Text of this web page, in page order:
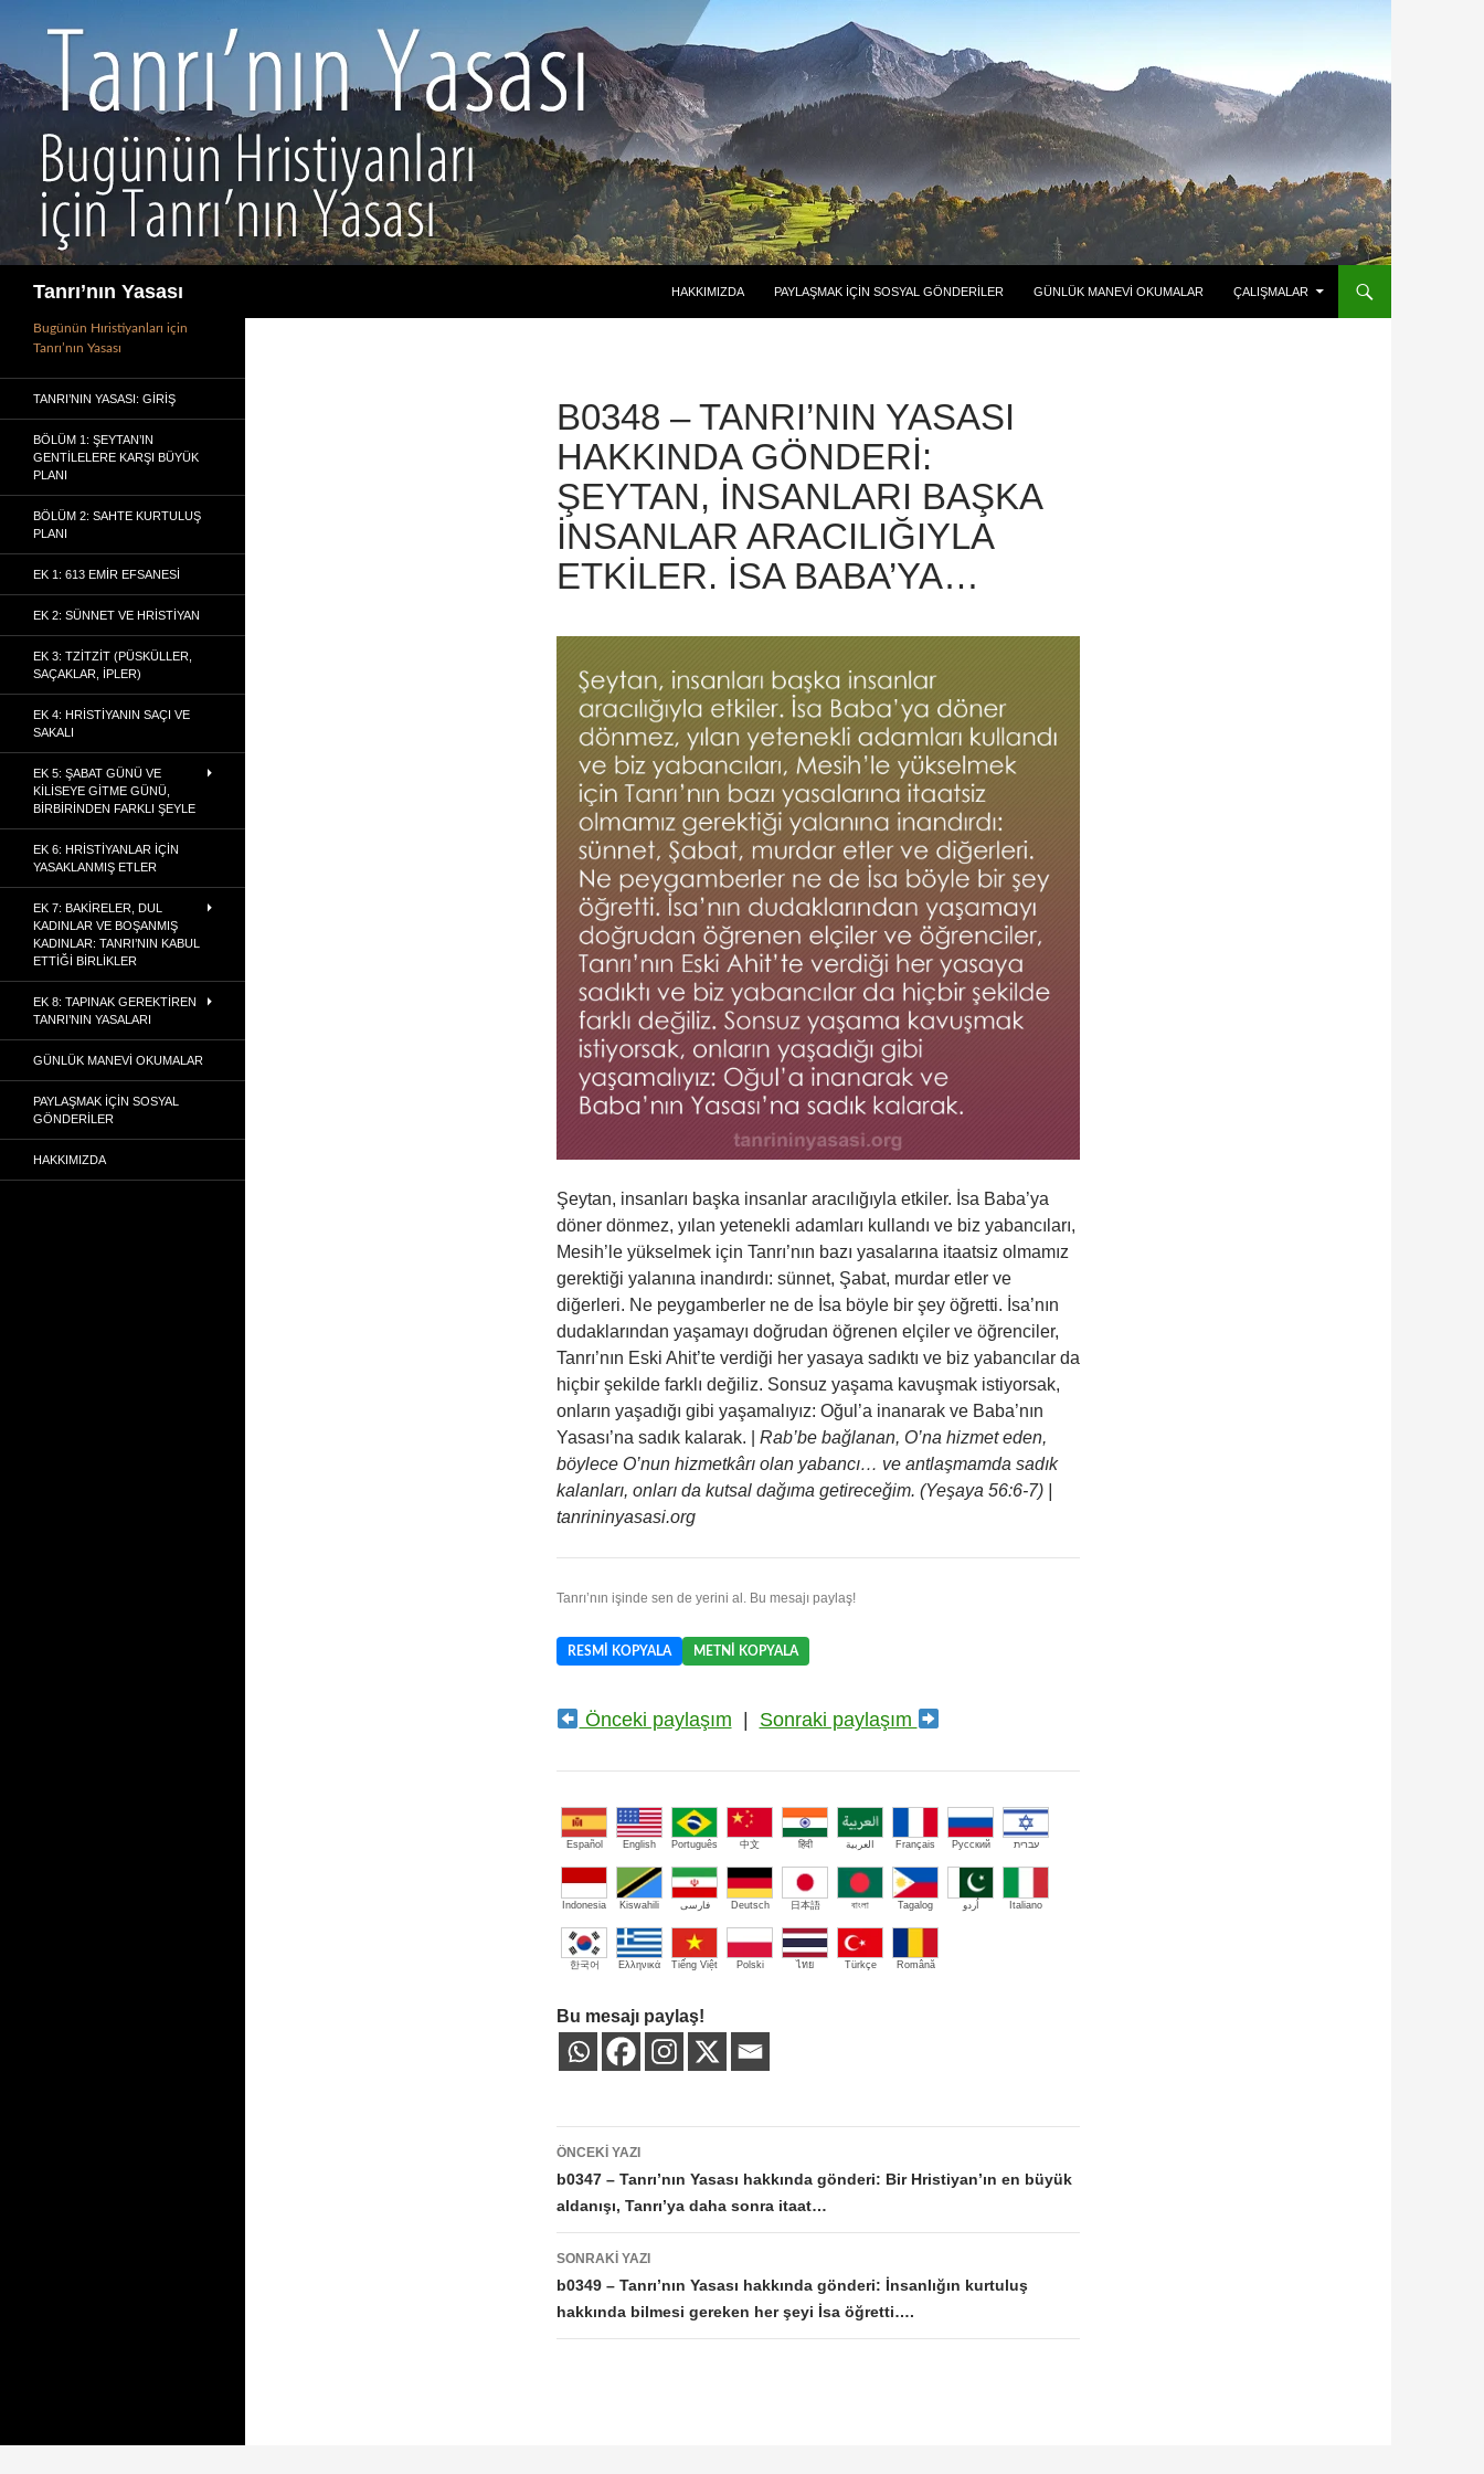
Tanrı’nın Yasası HAKKIMIZDA PAYLAŞMAK İÇIN SOSYAL GÖNDERILER GÜNLÜK MANEVI OKUMALAR ÇALIŞMALAR
B0348 – TANRI’NIN YASASI
HAKKINDA GÖNDERI:
ŞEYTAN, INSANLARI BAŞKA
INSANLAR ARACILIĞIYLA
ETKILER. İSA BABA’YA…
Şeytan, insanları başka insanlar aracılığıyla etkiler. İsa Baba’ya
döner dönmez, yılan yetenekli adamları kullandı ve biz yabancıları,
Mesih’le yükselmek için Tanrı’nın bazı yasalarına itaatsiz olmamız
gerektiği yalanına inandırdı: sünnet, Şabat, murdar etler ve
diğerleri. Ne peygamberler ne de İsa böyle bir şey öğretti. İsa’nın
dudaklarından yaşamayı doğrudan öğrenen elçiler ve öğrenciler,
Tanrı’nın Eski Ahit’te verdiği her yasaya sadıktı ve biz yabancılar da
hiçbir şekilde farklı değiliz. Sonsuz yaşama kavuşmak istiyorsak,
onların yaşadığı gibi yaşamalıyız: Oğul’a inanarak ve Baba’nın
Yasası’na sadık kalarak. | Rab’be bağlanan, O’na hizmet eden,
böylece O’nun hizmetkârı olan yabancı… ve antlaşmamda sadık
kalanları, onları da kutsal dağıma getireceğim. (Yeşaya 56:6-7) |
tanrininyasasi.org
Tanrı’nın işinde sen de yerini al. Bu mesajı paylaş!
RESMI KOPYALA METNI KOPYALA
Önceki paylaşım Sonraki paylaşım
Español English Português 中文 हिंदी العربية Français Русский עברית
Indonesia Kiswahili فارسی Deutsch 日本語 বাংলা Tagalog اُردو Italiano
한국어 Ελληνικά Tiếng Việt Polski ไทย Türkçe Română
Bu mesajı paylaş!
Yazı
dolaşımı
ÖNCEKI YAZI
b0347 – Tanrı’nın Yasası hakkında gönderi: Bir Hristiyan’ın en büyük
aldanışı, Tanrı’ya daha sonra itaat…
SONRAKI YAZI
b0349 – Tanrı’nın Yasası hakkında gönderi: İnsanlığın kurtuluş
hakkında bilmesi gereken her şeyi İsa öğretti….
Bugünün Hıristiyanları için
Tanrı’nın Yasası
TANRI’NIN YASASI: GIRIŞ
BÖLÜM 1: ŞEYTAN’IN
GENTILELERE KARŞI BÜYÜK
PLANI
BÖLÜM 2: SAHTE KURTULUŞ
PLANI
EK 1: 613 EMIR EFSANESI
EK 2: SÜNNET VE HRISTIYAN
EK 3: TZITZIT (PÜSKÜLLER,
SAÇAKLAR, İPLER)
EK 4: HRISTIYANIN SAÇI VE
SAKALI
EK 5: ŞABAT GÜNÜ VE
KILISEYE GITME GÜNÜ,
BIRBIRINDEN FARKLI ŞEYLE
EK 6: HRISTIYANLAR İÇIN
YASAKLANMIŞ ETLER
EK 7: BAKIRELER, DUL
KADINLAR VE BOŞANMIŞ
KADINLAR: TANRI’NIN KABUL
ETTIĞI BIRLIKLER
EK 8: TAPINAK GEREKTIREN
TANRI’NIN YASALARI
GÜNLÜK MANEVI OKUMALAR
PAYLAŞMAK İÇIN SOSYAL
GÖNDERILER
HAKKIMIZDA